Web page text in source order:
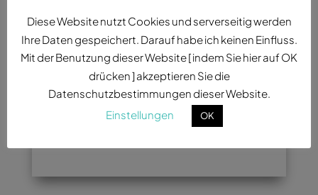
Diese Website nutzt Cookies und serverseitig werden
Ihre Daten gespeichert. Darauf habe ich keinen Einfluss.
Mit der Benutzung dieser Website [ indem Sie hier auf OK
drücken ] akzeptieren Sie die
Datenschutzbestimmungen dieser Website.
Einstellungen
OK